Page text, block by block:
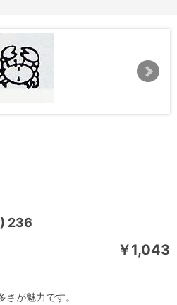
236
￥1,043
が魅力です。